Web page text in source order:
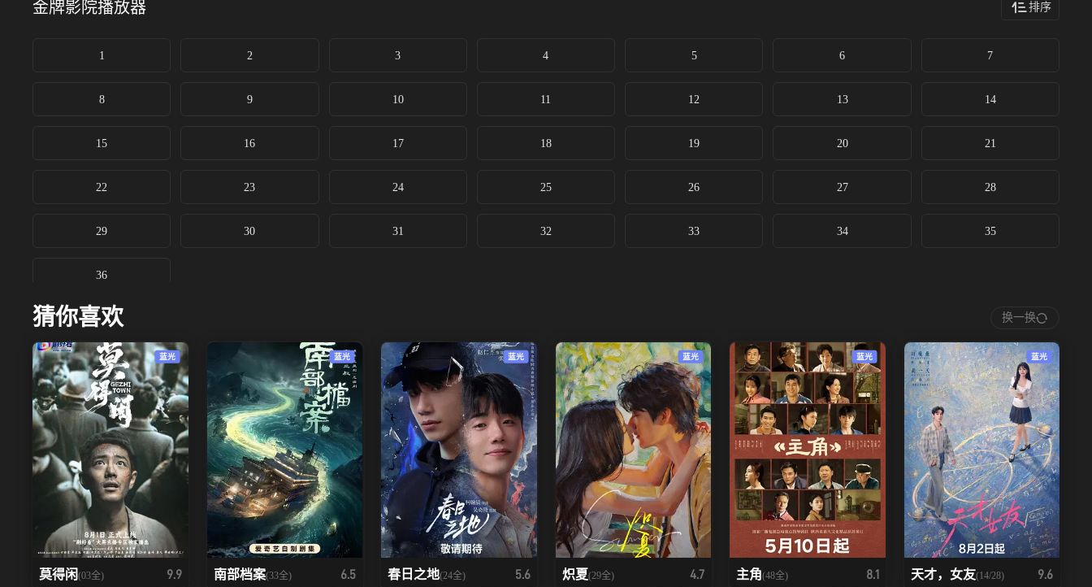
金牌影院播放器 排序
1 2 3 4 5 6 7
8 9 10 11 12 13 14
15 16 17 18 19 20 21
22 23 24 25 26 27 28
29 30 31 32 33 34 35
36
猜你喜欢 换一换
蓝光
莫得闲(03全) 9.9
蓝光
南部档案(33全) 6.5
蓝光
春日之地(24全) 5.6
蓝光
炽夏(29全) 4.7
蓝光
主角(48全) 8.1
蓝光
天才，女友(14/28) 9.6